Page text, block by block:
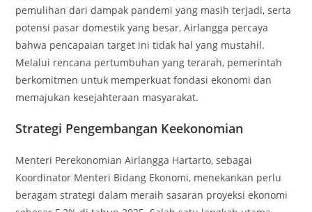
pemulihan dari dampak pandemi yang masih terjadi, serta
potensi pasar domestik yang besar, Airlangga percaya
bahwa pencapaian target ini tidak hal yang mustahil.
Melalui rencana pertumbuhan yang terarah, pemerintah
berkomitmen untuk memperkuat fondasi ekonomi dan
memajukan kesejahteraan masyarakat.
Strategi Pengembangan Keekonomian
Menteri Perekonomian Airlangga Hartarto, sebagai
Koordinator Menteri Bidang Ekonomi, menekankan perlu
beragam strategi dalam meraih sasaran proyeksi ekonomi